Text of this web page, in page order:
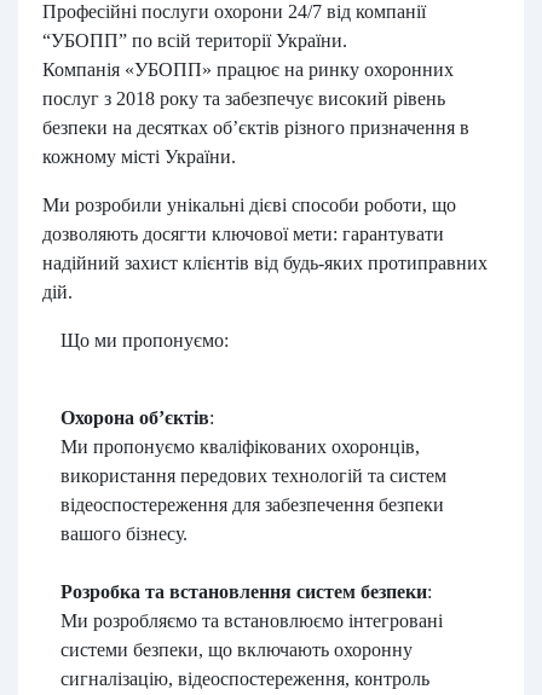
Професійні послуги охорони 24/7 від компанії
“УБОПП” по всій території України.
Компанія «УБОПП» працює на ринку охоронних
послуг з 2018 року та забезпечує високий рівень
безпеки на десятках об’єктів різного призначення в
кожному місті України.
Ми розробили унікальні дієві способи роботи, що
дозволяють досягти ключової мети: гарантувати
надійний захист клієнтів від будь-яких протиправних
дій.
Що ми пропонуємо:
Охорона об’єктів:
Ми пропонуємо кваліфікованих охоронців,
використання передових технологій та систем
відеоспостереження для забезпечення безпеки
вашого бізнесу.
Розробка та встановлення систем безпеки:
Ми розробляємо та встановлюємо інтегровані
системи безпеки, що включають охоронну
сигналізацію, відеоспостереження, контроль